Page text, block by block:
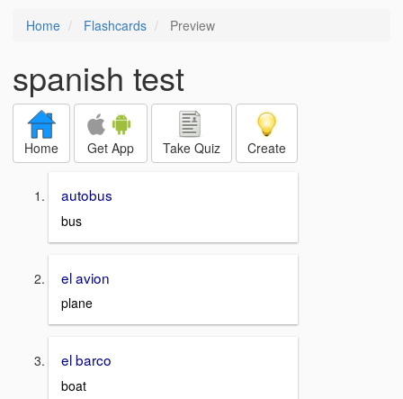
Home Flashcards Preview
spanish test
Home Get App Take Quiz Create
autobus
bus
el avion
plane
el barco
boat